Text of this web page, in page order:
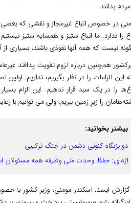
بدانند.
در خصوص اتباع غیرمجاز و نقشی که بعضی
را ندارد. ما اتباع ستیز و همسایه ستیز
نیست که همه آنها نفوذی باشند، بسیاری
هم‌چنین درباره لزوم تقویت پدافند
این الزامات را در نظر بگیریم، نداریم.
را در یک سبد قرار ندهیم. این الزام
را زیرِ زمین ببریم، ولی می توانیم
بیشتر بخوانید:
دو بزنگاه کنونی دشمن در جنگ ترکیبی
اژه‌ای: حفظ وحدت ملی وظیفه همه مسئولان
ایسنا، اسکندر مومنی، وزیر کشور با